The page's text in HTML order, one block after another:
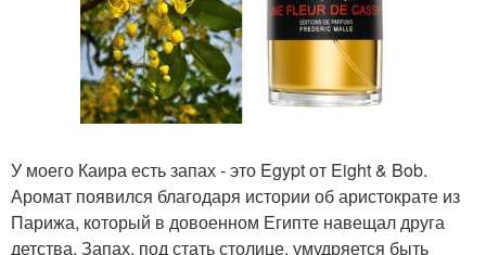
У моего Каира есть запах - это Egypt от Eight & Bob.
Аромат появился благодаря истории об аристократе из
Парижа, который в довоенном Египте навещал друга
детства. Запах, под стать столице, умудряется быть